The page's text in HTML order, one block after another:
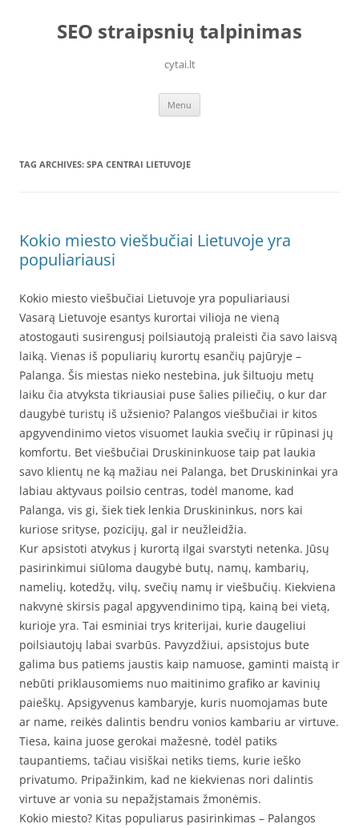
contentSEO straipsnių talpinimas
cytai.lt
Menu
TAG ARCHIVES: SPA CENTRAI LIETUVOJE
Kokio miesto viešbučiai Lietuvoje yra
populiariausi
Kokio miesto viešbučiai Lietuvoje yra populiariausi
Vasarą Lietuvoje esantys kurortai vilioja ne vieną
atostogauti susirengusį poilsiautoją praleisti čia savo laisvą
laiką. Vienas iš populiarių kurortų esančių pajūryje –
Palanga. Šis miestas nieko nestebina, juk šiltuoju metų
laiku čia atvyksta tikriausiai puse šalies piliečių, o kur dar
daugybė turistų iš užsienio? Palangos viešbučiai ir kitos
apgyvendinimo vietos visuomet laukia svečių ir rūpinasi jų
komfortu. Bet viešbučiai Druskininkuose taip pat laukia
savo klientų ne ką mažiau nei Palanga, bet Druskininkai yra
labiau aktyvaus poilsio centras, todėl manome, kad
Palanga, vis gi, šiek tiek lenkia Druskininkus, nors kai
kuriose srityse, pozicijų, gal ir neužleidžia.
Kur apsistoti atvykus į kurortą ilgai svarstyti netenka. Jūsų
pasirinkimui siūloma daugybė butų, namų, kambarių,
namelių, kotedžų, vilų, svečių namų ir viešbučių. Kiekviena
nakvynė skirsis pagal apgyvendinimo tipą, kainą bei vietą,
kurioje yra. Tai esminiai trys kriterijai, kurie daugeliui
poilsiautojų labai svarbūs. Pavyzdžiui, apsistojus bute
galima bus patiems jaustis kaip namuose, gaminti maistą ir
nebūti priklausomiems nuo maitinimo grafiko ar kavinių
paieškų. Apsigyvenus kambaryje, kuris nuomojamas bute
ar name, reikės dalintis bendru vonios kambariu ar virtuve.
Tiesa, kaina juose gerokai mažesnė, todėl patiks
taupantiems, tačiau visiškai netiks tiems, kurie ieško
privatumo. Pripažinkim, kad ne kiekvienas nori dalintis
virtuve ar vonia su nepažįstamais žmonėmis.
Kokio miesto? Kitas populiarus pasirinkimas – Palangos